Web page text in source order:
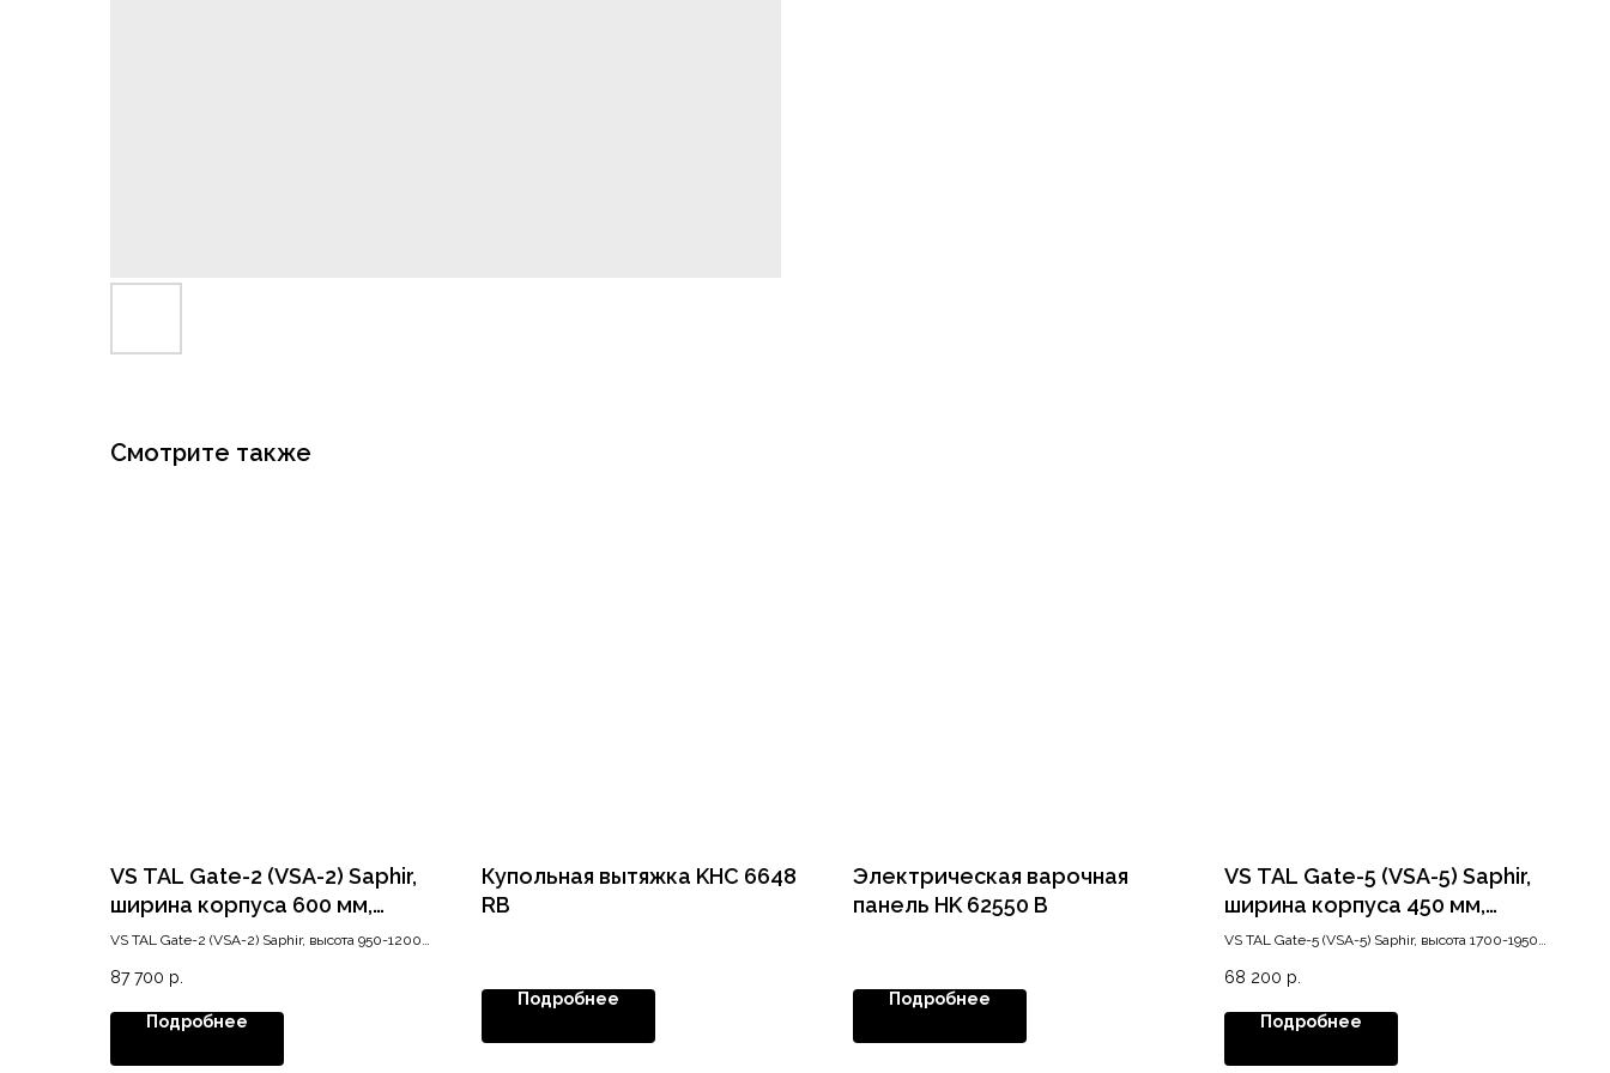
Смотрите также
VS TAL Gate-2 (VSA-2) Saphir,
ширина корпуса 600 мм,
высота 950-1200 мм, хром
VS TAL Gate-2 (VSA-2) Saphir, высота 950-1200
87 700 р.
Подробнее
Купольная вытяжка KHC 6648
RB
Подробнее
Электрическая варочная
панель HK 62550 B
Подробнее
VS TAL Gate-5 (VSA-5) Saphir,
ширина корпуса 450 мм,
высота 1700-1950 мм, хром
VS TAL Gate-5 (VSA-5) Saphir, высота 1700-1950
68 200 р.
Подробнее